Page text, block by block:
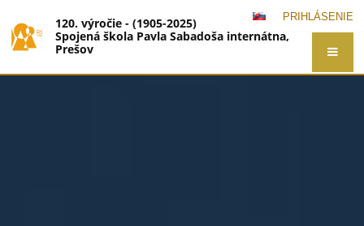
PRIHLÁSENIE
120. výročie - (1905-2025)
Spojená škola Pavla Sabadoša internátna,
Prešov